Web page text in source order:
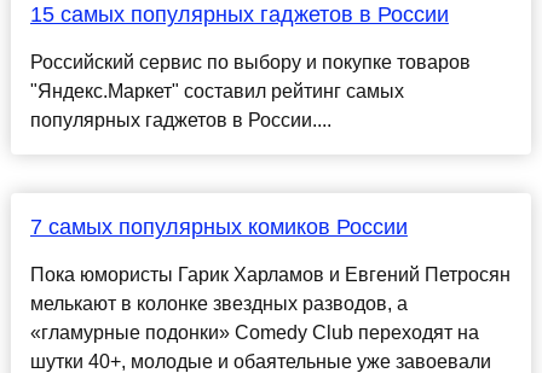
15 самых популярных гаджетов в России
Российский сервис по выбору и покупке товаров
"Яндекс.Маркет" составил рейтинг самых
популярных гаджетов в России....
7 самых популярных комиков России
Пока юмористы Гарик Харламов и Евгений Петросян
мелькают в колонке звездных разводов, а
«гламурные подонки» Comedy Club переходят на
шутки 40+, молодые и обаятельные уже завоевали